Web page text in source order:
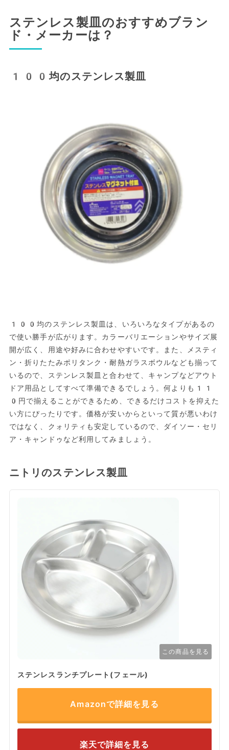
ステンレス製皿のおすすめブラン
ド・メーカーは？
100均のステンレス製皿
100均のステンレス製皿は、いろいろなタイプがあるの
で使い勝手が広がります。カラーバリエーションやサイズ展
開が広く、用途や好みに合わせやすいです。また、メスティ
ン・折りたたみポリタンク・耐熱ガラスボウルなども揃って
いるので、ステンレス製皿と合わせて、キャンプなどアウト
ドア用品としてすべて準備できるでしょう。何よりも11
0円で揃えることができるため、できるだけコストを抑えた
い方にぴったりです。価格が安いからといって質が悪いわけ
ではなく、クォリティも安定しているので、ダイソー・セリ
ア・キャンドゥなど利用してみましょう。
ニトリのステンレス製皿
この商品を見る
ステンレスランチプレート(フェール)
Amazonで詳細を見る
楽天で詳細を見る